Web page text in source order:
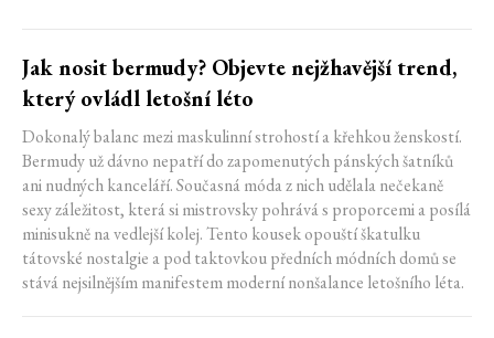
Jak nosit bermudy? Objevte nejžhavější trend,
který ovládl letošní léto
Dokonalý balanc mezi maskulinní strohostí a křehkou ženskostí.
Bermudy už dávno nepatří do zapomenutých pánských šatníků
ani nudných kanceláří. Současná móda z nich udělala nečekaně
sexy záležitost, která si mistrovsky pohrává s proporcemi a posílá
minisukně na vedlejší kolej. Tento kousek opouští škatulku
tátovské nostalgie a pod taktovkou předních módních domů se
stává nejsilnějším manifestem moderní nonšalance letošního léta.